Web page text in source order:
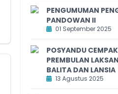
PENGUMUMAN
PANDOWAN II
01 September 2025
POSYANDU
PREMBULAN
BALITA DAN LANSIA
13 Agustus 2025